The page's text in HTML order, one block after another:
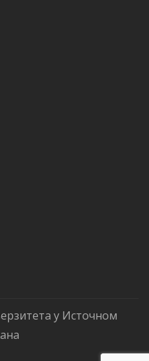
у Источном